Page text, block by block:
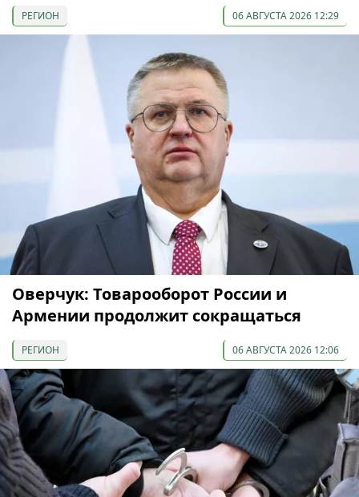
РЕГИОН 06 АВГУСТА 2026 12:29
Оверчук: Товарооборот России и
Армении продолжит сокращаться
РЕГИОН 06 АВГУСТА 2026 12:06